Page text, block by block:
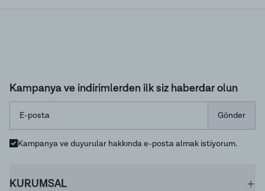
Kampanya ve indirimlerden ilk siz haberdar olun
Gönder
Kampanya ve duyurular hakkında e-posta almak istiyorum.
KURUMSAL